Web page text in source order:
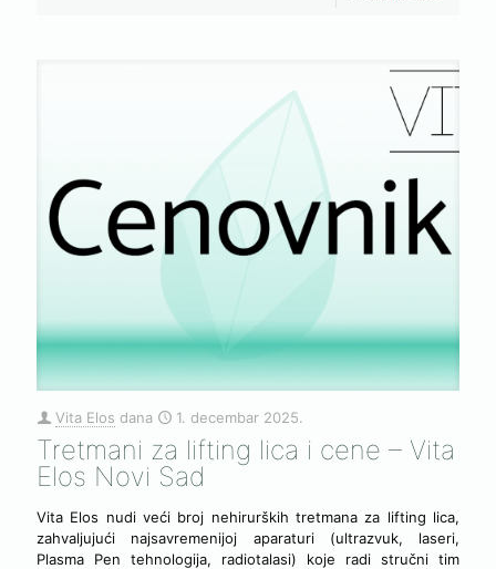
Vita Elos dana 1. decembar 2025.
Tretmani za lifting lica i cene – Vita
Elos Novi Sad
Vita Elos nudi veći broj nehirurških tretmana za lifting lica,
zahvaljujući najsavremenijoj aparaturi (ultrazvuk, laseri,
Plasma Pen tehnologija, radiotalasi) koje radi stručni tim